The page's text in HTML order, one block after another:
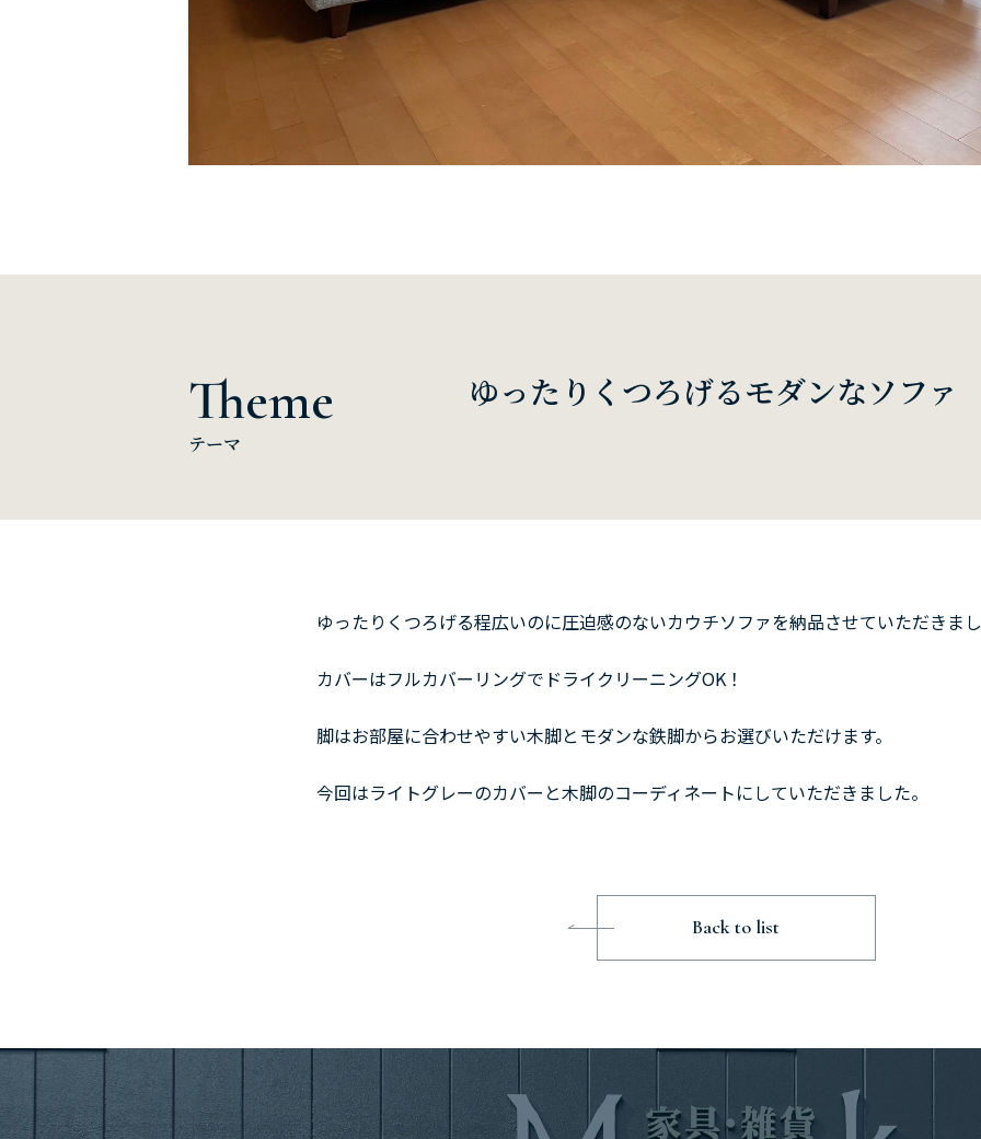
Theme
テーマ
ゆったりくつろげるモダンなソファ
ゆったりくつろげる程広いのに圧迫感のないカウチソファを納品させていただきま
カバーはフルカバーリングでドライクリーニングOK！
脚はお部屋に合わせやすい木脚とモダンな鉄脚からお選びいただけます。
今回はライトグレーのカバーと木脚のコーディネートにしていただきました。
Back to list